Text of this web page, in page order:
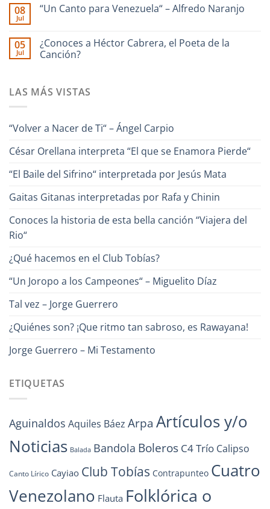
–
Interpreta
🎹
Iriarte
Evaristo
Aparicio
en
Ronald
Borjas
–
08
Jul
“Un Canto para Venezuela“ – Alfredo Naranjo
en
“Un
Canto
Alfredo
05
Jul
¿Conoces a Héctor Cabrera, el Poeta de la
Canción?
en
¿Conoces
el
la
LAS MÁS VISTAS
“Volver a Nacer de Ti“ – Ángel Carpio
César Orellana interpreta “El que se Enamora Pierde“
“El Baile del Sifrino“ interpretada por Jesús Mata
Gaitas Gitanas interpretadas por Rafa y Chinin
Conoces la historia de esta bella canción “Viajera del
Rio“
¿Qué hacemos en el Club Tobías?
“Un Joropo a los Campeones“ – Miguelito Díaz
Tal vez – Jorge Guerrero
¿Quiénes son? ¡Que ritmo tan sabroso, es Rawayana!
Jorge Guerrero – Mi Testamento
ETIQUETAS
Aguinaldos Aquiles Báez Arpa Artículos y/o
Noticias Balada Bandola Boleros C4 Trío Calipso
Canto Lírico Cayiao Club Tobías Contrapunteo Cuatro
Venezolano Flauta Folklórica o